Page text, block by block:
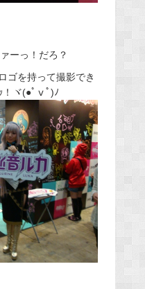
ーっ！だろ？
ゴを持って撮影でき
！ヾ(●ﾟⅴﾟ)ﾉ